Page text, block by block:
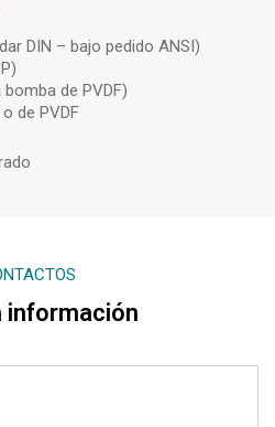
DIN – bajo pedido ANSI)
bomba de PVDF)
de PVDF
información